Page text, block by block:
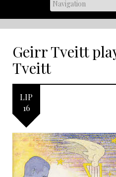
Geirr Tveitt
Tveitt
LIP
16